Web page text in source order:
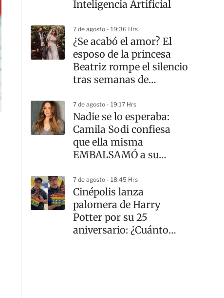
Inteligencia Artificial
7 de agosto - 19:36 Hrs
¿Se acabó el amor? El
esposo de la princesa
Beatriz rompe el silencio
tras semanas de
7 de agosto - 19:17 Hrs
Nadie se lo esperaba:
Camila Sodi confiesa
que ella misma
EMBALSAMÓ a su
7 de agosto - 18:45 Hrs
Cinépolis lanza
palomera de Harry
Potter por su 25
aniversario: ¿Cuánto